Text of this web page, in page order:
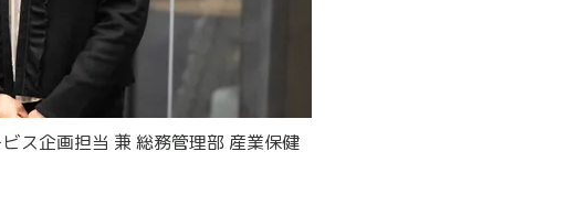
ス企画担当 兼 総務管理部 産業保健